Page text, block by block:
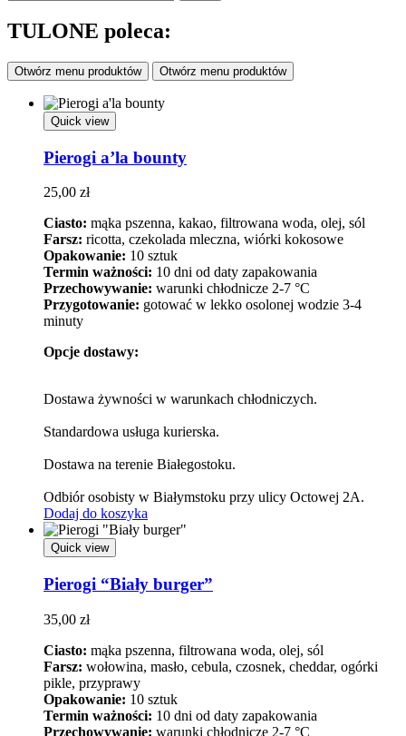
TULONE poleca:
Otwórz menu produktów Otwórz menu produktów
Quick view
Pierogi a’la bounty
25,00 zł
Ciasto: mąka pszenna, kakao, filtrowana woda, olej, sól
Farsz: ricotta, czekolada mleczna, wiórki kokosowe
Opakowanie: 10 sztuk
Termin ważności: 10 dni od daty zapakowania
Przechowywanie: warunki chłodnicze 2-7 °C
Przygotowanie: gotować w lekko osolonej wodzie 3-4
minuty
Opcje dostawy:
Dostawa żywności w warunkach chłodniczych.
Standardowa usługa kurierska.
Dostawa na terenie Białegostoku.
Odbiór osobisty w Białymstoku przy ulicy Octowej 2A.
Dodaj do koszyka
Quick view
Pierogi “Biały burger”
35,00 zł
Ciasto: mąka pszenna, filtrowana woda, olej, sól
Farsz: wołowina, masło, cebula, czosnek, cheddar, ogórki
pikle, przyprawy
Opakowanie: 10 sztuk
Termin ważności: 10 dni od daty zapakowania
Przechowywanie: warunki chłodnicze 2-7 °C